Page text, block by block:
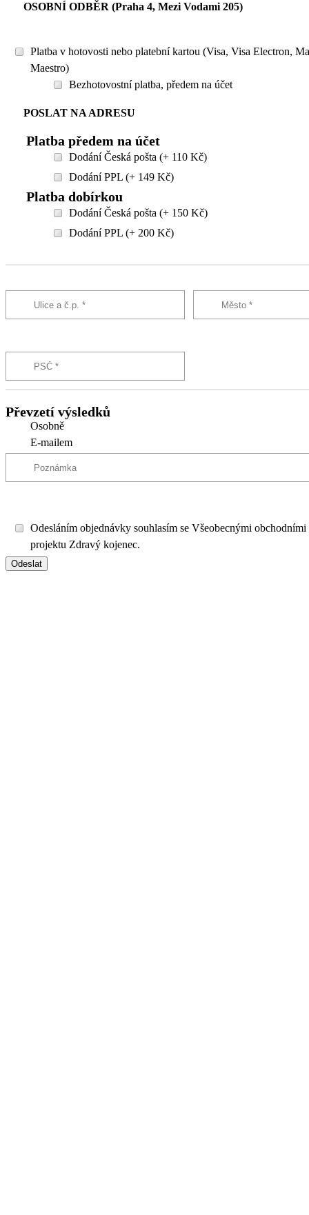
OSOBNÍ ODBĚR (Praha 4, Mezi Vodami 205)
Platba v hotovosti nebo platební kartou (Visa, Visa Electron,
Maestro)
Bezhotovostní platba, předem na účet
POSLAT NA ADRESU
Platba předem na účet
Dodání Česká pošta (+ 110 Kč)
Dodání PPL (+ 149 Kč)
Platba dobírkou
Dodání Česká pošta (+ 150 Kč)
Dodání PPL (+ 200 Kč)
Převzetí výsledků
Osobně
E-mailem
Odesláním objednávky souhlasím se Všeobecnými
projektu Zdravý kojenec.